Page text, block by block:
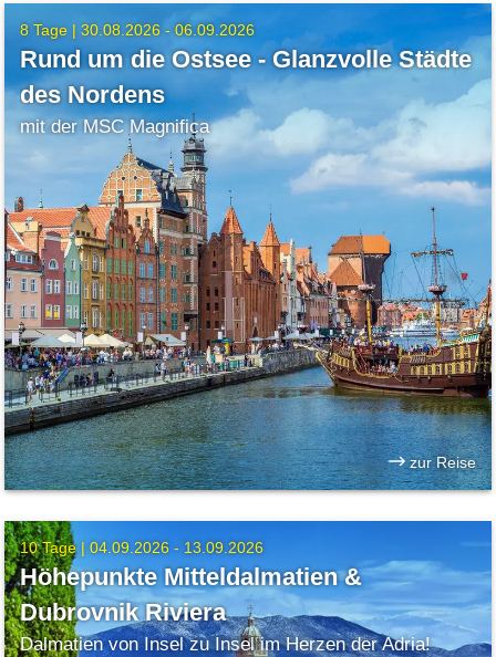
8 Tage |30.08.2026 - 06.09.2026
Rund um die Ostsee - Glanzvolle Städte
des Nordens
mit der MSC Magnifica
zur Reise
10 Tage |04.09.2026 - 13.09.2026
Höhepunkte Mitteldalmatien &
Dubrovnik Riviera
Dalmatien von Insel zu Insel im Herzen der Adria!